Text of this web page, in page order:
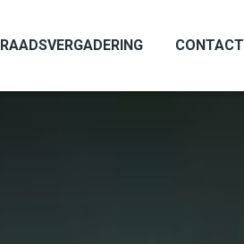
RAADSVERGADERING CONTACT